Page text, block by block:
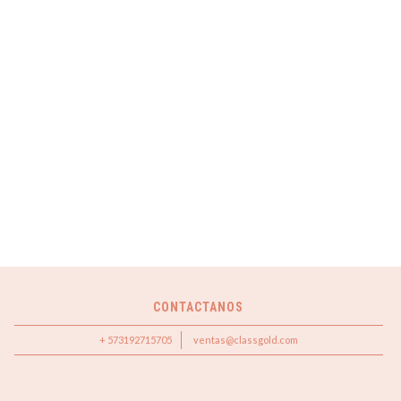
CONTACTANOS
+ 573192715705 ventas@classgold.com